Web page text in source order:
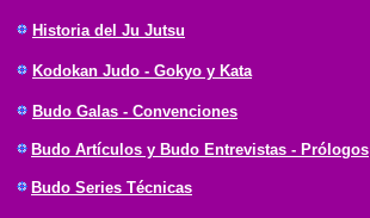
Historia del Ju Jutsu
Kodokan Judo - Gokyo y Kata
Budo Galas - Convenciones
Budo Artículos y Budo Entrevistas - Prólogos
Budo Series Técnicas